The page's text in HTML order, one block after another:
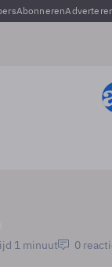
Abonneren
1 minuut 0